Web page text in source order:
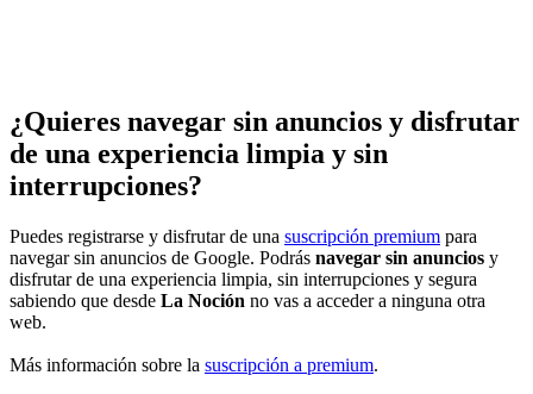
¿Quieres navegar sin anuncios y disfrutar
de una experiencia limpia y sin
interrupciones?
Puedes registrarse y disfrutar de una suscripción premium para
navegar sin anuncios de Google. Podrás navegar sin anuncios y
disfrutar de una experiencia limpia, sin interrupciones y segura
sabiendo que desde La Noción no vas a acceder a ninguna otra
web.
Más información sobre la suscripción a premium.